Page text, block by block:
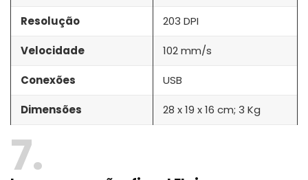
Resolução 203 DPI
Velocidade 102 mm/s
Conexões USB
Dimensões 28 x 19 x 16 cm; 3 Kg
7